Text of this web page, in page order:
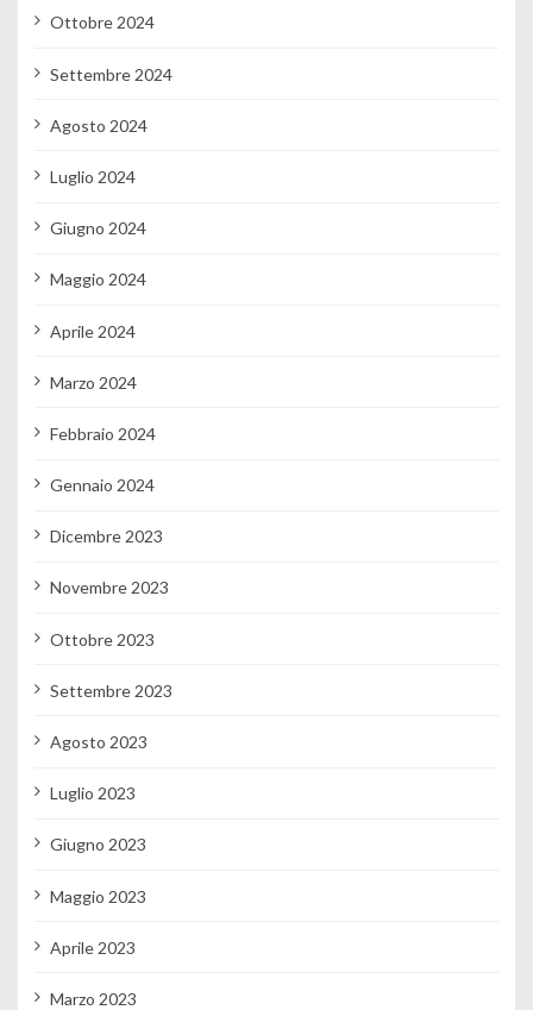
Ottobre 2024
Settembre 2024
Agosto 2024
Luglio 2024
Giugno 2024
Maggio 2024
Aprile 2024
Marzo 2024
Febbraio 2024
Gennaio 2024
Dicembre 2023
Novembre 2023
Ottobre 2023
Settembre 2023
Agosto 2023
Luglio 2023
Giugno 2023
Maggio 2023
Aprile 2023
Marzo 2023